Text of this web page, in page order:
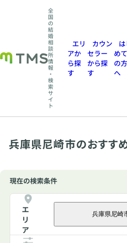
全
国
の
結
婚
相
談
所
情
報
・
検
索
サ
イ
ト
エリ
アか
ら探
す
カウン
セラー
から探
す
めて
の方
へ
兵庫県尼崎市のおすす
現在の検索条件
エ
リ
ア
兵庫県尼崎